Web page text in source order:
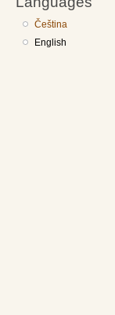
Čeština
English